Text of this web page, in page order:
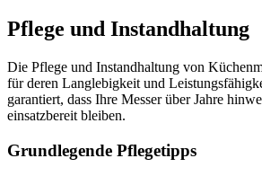
Pflege und Instandhaltung
Die Pflege und Instandhaltung von
für deren Langlebigkeit und
garantiert, dass Ihre Messer über Jahre
einsatzbereit bleiben.
Grundlegende Pflegetipps